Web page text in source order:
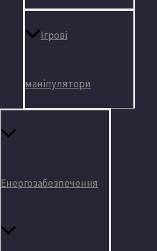
Ігрові
маніпулятори
Енергозабезпечення